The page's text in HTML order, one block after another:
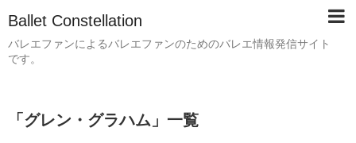
Ballet Constellation
バレエファンによるバレエファンのためのバレエ情報発信サイト
です。
「 グレン・グラハム 」 一覧